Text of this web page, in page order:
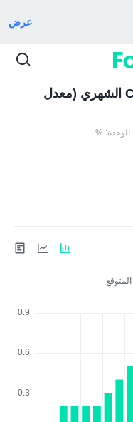
عرض
أمريكا مؤشر أسعار المستهلك CPI الشهري (معدل
الوحدة: %
المتوقع